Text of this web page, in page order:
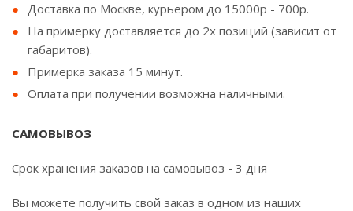
Доставка по Москве, курьером до 15000р - 700р.
На примерку доставляется до 2х позиций (зависит от
габаритов).
Примерка заказа 15 минут.
Оплата при получении возможна наличными.
САМОВЫВОЗ
Срок хранения заказов на самовывоз - 3 дня
Вы можете получить свой заказ в одном из наших